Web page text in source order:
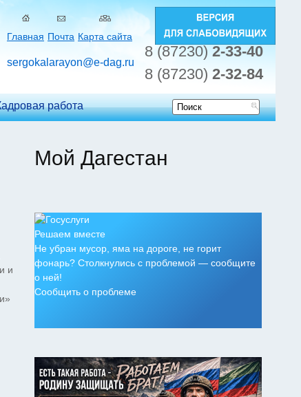
Главная Почта Карта сайта
sergokalarayon@e-dag.ru
8 (87230) 2-33-40
8 (87230) 2-32-84
работа
Форма
и
Мой Дагестан
Решаем вместе
Не убран мусор, яма на дороге, не горит
фонарь? Столкнулись с проблемой — сообщите
о ней!
Сообщить о проблеме